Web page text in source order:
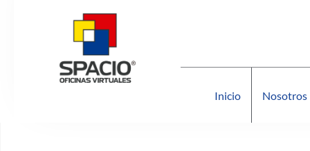
Inicio Nosotros